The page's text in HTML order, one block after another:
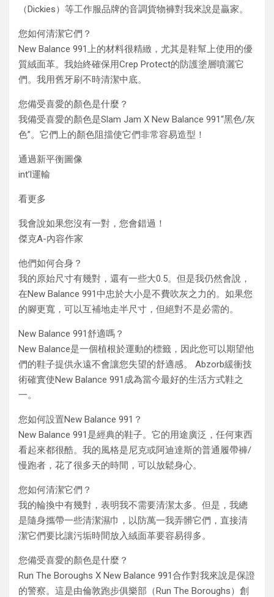
（Dickies）等工作服品牌的音調貨物褲對我來說是贏家。
您如何清潔它們？
New Balance 991上的材料很精緻，尤其是鞋幫上使用的優
質絨面革。我始終確保用Crep Protect的防護塗層噴灑它
們。我用舊牙刷不時清潔中底。
您備受喜愛的顏色是什麼？
我備受喜愛的顏色是Slam Jam X New Balance 991“黑色/灰
色”。它們上的顏色阻擋使它們非常容易造型！
通過新平衡圖像
int’l運輸
看更多
我會說如果您沒有一對，您會錯過！
傑克A-內容作家
他們如何合身？
我的原始尺寸有幾對，還有一些大0.5。但是我仍然會說，
在New Balance 991中忠於大小是不費吹灰之力的。如果您
的腳更寬，可以互補地走半尺寸，但絕對不是必需的。
New Balance 991舒適嗎？
New Balance是一個植根於運動的標籤，因此您可以期望他
們的鞋子提供永遠不會讓您失望的舒適感。 Abzorb緩衝技
術確實使New Balance 991成為當今最好的生活方式鞋之
一。
您如何設置New Balance 991？
New Balance 991是經典的鞋子。它的用途廣泛，任何東西
看起來都很酷。我的風格是尼克或阿迪達斯的普通履帶褲/
慢跑者，花了很多天的時間，可以放鬆身心。
您如何清潔它們？
我的輪換中有幾對，表明我不需要清潔太多。但是，我總
是隨身攜帶一些清潔濕巾，以防萬一我弄髒它們，直接清
潔它們要比讓污垢時間放入絨面革要容易得多。
您備受喜愛的顏色是什麼？
Run The Boroughs X New Balance 991合作對我來說是保證
的警察。這是由倫敦跑步俱樂部（Run The Boroughs）創